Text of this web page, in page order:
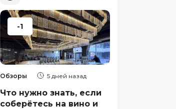
-1
Обзоры 5 дней назад
Что нужно знать, если
соберётесь на вино и